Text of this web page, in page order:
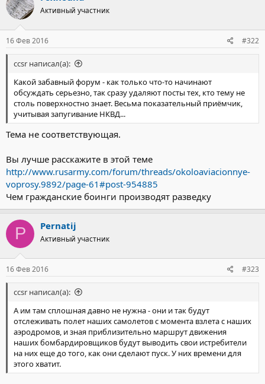
Активный участник
16 Фев 2016 #322
ccsr написал(а):
Какой забавный форум - как только что-то начинают
обсуждать серьезно, так сразу удаляют посты тех, кто тему не
столь поверхностно знает. Весьма показательный приёмчик,
учитывая запугивание НКВД...
Тема не соответствующая.
Вы лучше расскажите в этой теме
http://www.rusarmy.com/forum/threads/okoloaviacionnye-
voprosy.9892/page-61#post-954885
Чем гражданские боинги производят разведку
P Pernatij
Активный участник
16 Фев 2016 #323
ccsr написал(а):
А им там сплошная давно не нужна - они и так будут
отслеживать полет наших самолетов с момента взлета с наших
аэродромов, и зная приблизительно маршрут движения
наших бомбардировщиков будут выводить свои истребители
на них еще до того, как они сделают пуск. У них времени для
этого хватит.